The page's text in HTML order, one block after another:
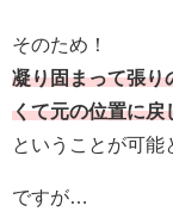
そのため！
凝り固まって張り
くて元の位置に戻
ということが可能
ですが…